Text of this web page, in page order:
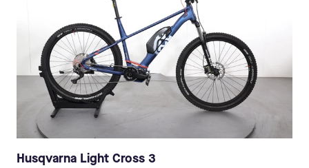
Husqvarna Light Cross 3